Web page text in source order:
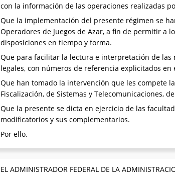
con la información de las operaciones realizadas
Que la implementación del presente régimen se
Operadores de Juegos de Azar, a fin de permitir a
disposiciones en tiempo y forma.
Que para facilitar la lectura e interpretación de las
legales, con números de referencia explicitados en
Que han tomado la intervención que les compete
Fiscalización, de Sistemas y Telecomunicaciones,
Que la presente se dicta en ejercicio de las
modificatorios y sus complementarios.
Por ello,
EL ADMINISTRADOR FEDERAL DE LA